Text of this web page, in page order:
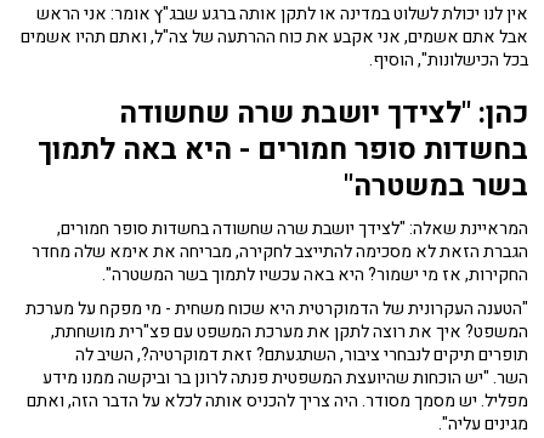
אין לנו יכולת לשלוט במדינה או לתקן אותה ברגע שבג"ץ אומר: אני הראש
אבל אתם אשמים, אני אקבע את כוח ההרתעה של צה"ל, ואתם תהיו אשמים
בכל הכישלונות", הוסיף.
כהן:"לצידך יושבת שרה שחשודה
בחשדות סופר חמורים - היא באה לתמוך
בשר במשטרה"
המראיינת שאלה: "לצידך יושבת שרה שחשודה בחשדות סופר חמורים,
הגברת הזאת לא מסכימה להתייצב לחקירה, מבריחה את אימא שלה מחדר
החקירות, אז מי ישמור? היא באה עכשיו לתמוך בשר המשטרה".
"הטענה העקרונית של הדמוקרטית היא שכוח משחית - מי מפקח על מערכת
המשפט? איך את רוצה לתקן את מערכת המשפט עם פצ"רית מושחתת,
תופרים תיקים לנבחרי ציבור, השתגעתם? זאת דמוקרטיה?, השיב לה
השר. "יש הוכחות שהיועצת המשפטית פנתה לרונן בר וביקשה ממנו מידע
מפליל. יש מסמך מסודר. היה צריך להכניס אותה לכלא על הדבר הזה, ואתם
מגינים עליה".